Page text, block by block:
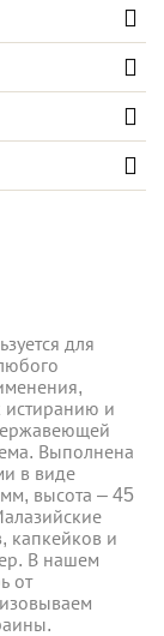
для
истиранию и
Выполнена
в виде
мм, высота – 45
капкейков и
В нашем
от